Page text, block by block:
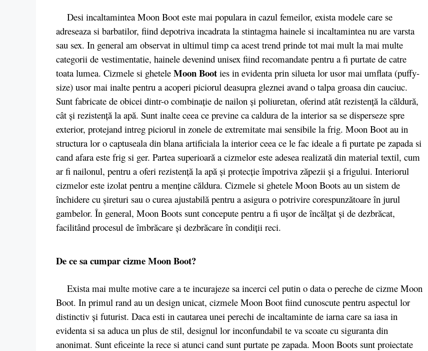
Desi incaltamintea Moon Boot este mai populara in cazul femeilor, exista modele care se
adreseaza si barbatilor, fiind depotriva incadrata la stintagma hainele si incaltamintea nu are varsta
sau sex. In general am observat in ultimul timp ca acest trend prinde tot mai mult la mai multe
categorii de vestimentatie, hainele devenind unisex fiind recomandate pentru a fi purtate de catre
toata lumea. Cizmele si ghetele Moon Boot ies in evidenta prin silueta lor usor mai umflata (puffy-
size) usor mai inalte pentru a acoperi piciorul deasupra gleznei avand o talpa groasa din cauciuc.
Sunt fabricate de obicei dintr-o combinație de nailon și poliuretan, oferind atât rezistență la căldură,
cât și rezistență la apă. Sunt inalte ceea ce previne ca caldura de la interior sa se disperseze spre
exterior, protejand intreg piciorul in zonele de extremitate mai sensibile la frig. Moon Boot au in
structura lor o captuseala din blana artificiala la interior ceea ce le fac ideale a fi purtate pe zapada si
cand afara este frig si ger. Partea superioară a cizmelor este adesea realizată din material textil, cum
ar fi nailonul, pentru a oferi rezistență la apă și protecție împotriva zăpezii și a frigului. Interiorul
cizmelor este izolat pentru a menține căldura. Cizmele si ghetele Moon Boots au un sistem de
închidere cu șireturi sau o curea ajustabilă pentru a asigura o potrivire corespunzătoare în jurul
gambelor. În general, Moon Boots sunt concepute pentru a fi ușor de încălțat și de dezbrăcat,
facilitând procesul de îmbrăcare și dezbrăcare în condiții reci.
De ce sa cumpar cizme Moon Boot?
Exista mai multe motive care a te incurajeze sa incerci cel putin o data o pereche de cizme Moon
Boot. In primul rand au un design unicat, cizmele Moon Boot fiind cunoscute pentru aspectul lor
distinctiv și futurist. Daca esti in cautarea unei perechi de incaltaminte de iarna care sa iasa in
evidenta si sa aduca un plus de stil, designul lor inconfundabil te va scoate cu siguranta din
anonimat. Sunt eficeinte la rece si atunci cand sunt purtate pe zapada. Moon Boots sunt proiectate